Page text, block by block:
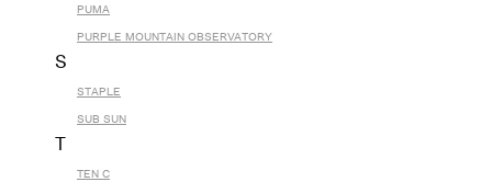
PUMA
PURPLE MOUNTAIN OBSERVATORY
S
STAPLE
SUB SUN
TEN C